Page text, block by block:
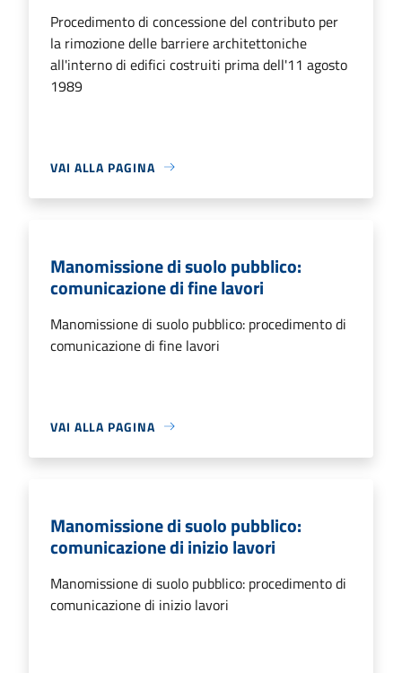
Procedimento di concessione del contributo per
la rimozione delle barriere architettoniche
all'interno di edifici costruiti prima dell'11 agosto
1989
VAI ALLA PAGINA
Manomissione di suolo pubblico:
comunicazione di fine lavori
Manomissione di suolo pubblico: procedimento di
comunicazione di fine lavori
VAI ALLA PAGINA
Manomissione di suolo pubblico:
comunicazione di inizio lavori
Manomissione di suolo pubblico: procedimento di
comunicazione di inizio lavori